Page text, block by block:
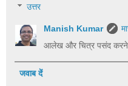
उत्तर
Manish Kumar
आलेख और चित्र पसंद करने
जवाब दें